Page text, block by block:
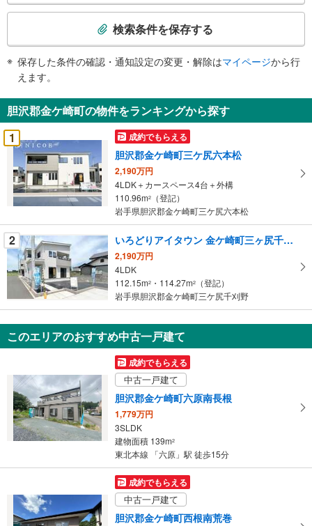
検
知
を
受
け
る
・
条
件
を
マ
イ
ー
ジ
に
保
す
る
検索条件を保存する
保存した条件の確認・通知設定の変更・解除はマイページから行
えます。
胆沢郡金ケ崎町の物件をランキングから探す
1
成約でもらえる
胆沢郡金ケ崎町三ケ尻六本松
2,190万円
4LDK＋カースペース4台＋外構
110.96m2
（登記）
岩手県胆沢郡金ケ崎町三ケ尻六本松
2 いろどりアイタウン 金ケ崎町三ヶ尻千刈野
2,190万円
4LDK
112.15m2 ・114.27m2
（登記）
岩手県胆沢郡金ケ崎町三ケ尻千刈野
このエリアのおすすめ中古一戸建て
成約でもらえる
中古一戸建て
胆沢郡金ケ崎町六原南長根
1,779万円
3SLDK
建物面積 139m2
東北本線 「六原」駅 徒歩15分
成約でもらえる
中古一戸建て
胆沢郡金ケ崎町西根南荒巻